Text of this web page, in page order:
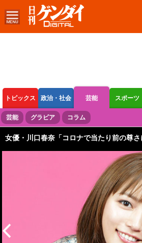
トピックス 政治・社会 芸能 スポーツ
ボートレース 競輪 オートレース
芸能 グラビア コラム
女優・川口春奈「コロナで当たり前の尊さ